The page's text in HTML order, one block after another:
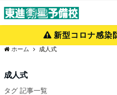
新型コロナ感染
ホーム 成人式
成人式
タグ 記事一覧